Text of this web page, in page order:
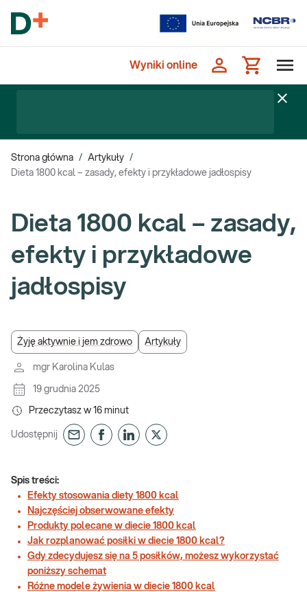
Wyniki online
Strona główna / Artykuły /
Dieta 1800 kcal – zasady, efekty i przykładowe jadłospisy
Dieta 1800 kcal – zasady,
efekty i przykładowe
jadłospisy
Żyję aktywnie i jem zdrowo Artykuły
mgr Karolina Kulas
19 grudnia 2025
Przeczytasz w 16 minut
Udostępnij
Spis treści:
Efekty stosowania diety 1800 kcal
Najczęściej obserwowane efekty
Produkty polecane w diecie 1800 kcal
Jak rozplanować posiłki w diecie 1800 kcal?
Gdy zdecydujesz się na 5 posiłków, możesz wykorzystać
poniższy schemat
Różne modele żywienia w diecie 1800 kcal